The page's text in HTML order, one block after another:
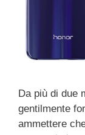
Da più di due
gentilmente
ammettere